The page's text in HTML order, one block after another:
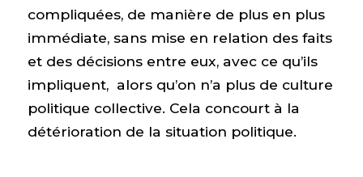
compliquées, de manière de plus en plus
immédiate, sans mise en relation des faits
et des décisions entre eux, avec ce qu’ils
impliquent, alors qu’on n’a plus de culture
politique collective. Cela concourt à la
détérioration de la situation politique.